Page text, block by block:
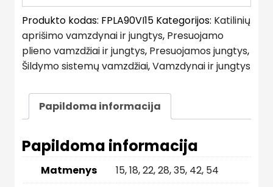
Produkto kodas: FPLA90VI15 Kategorijos: Katilinių
aprišimo vamzdynai ir jungtys, Presuojamo
plieno vamzdžiai ir jungtys, Presuojamos jungtys,
Šildymo sistemų vamzdžiai,Vamzdynai ir jungtys
Papildoma informacija
Papildoma informacija
Matmenys 15,18,22,28,35, 42, 54